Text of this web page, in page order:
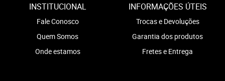
INSTITUCIONAL
Fale Conosco
Quem Somos
Onde estamos
INFORMAÇÕES ÚTEIS
Trocas e Devoluções
Garantia dos produtos
Fretes e Entrega